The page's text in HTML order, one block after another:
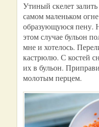
Утиный скелет
самом маленьком
образующуюся пену.
этом случае бульон
мне и хотелось.
кастрюлю. С костей
их в бульон.
молотым перцем.